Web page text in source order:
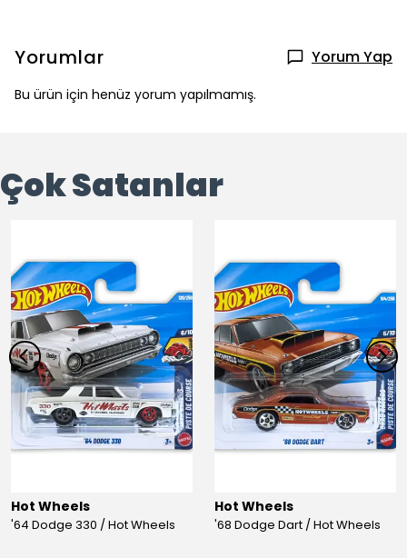
Yorumlar Yorum Yap
Bu ürün için henüz yorum yapılmamış.
Çok Satanlar
Hot Wheels
'64 Dodge 330 / Hot Wheels
Hot Wheels
'68 Dodge Dart / Hot Wheels